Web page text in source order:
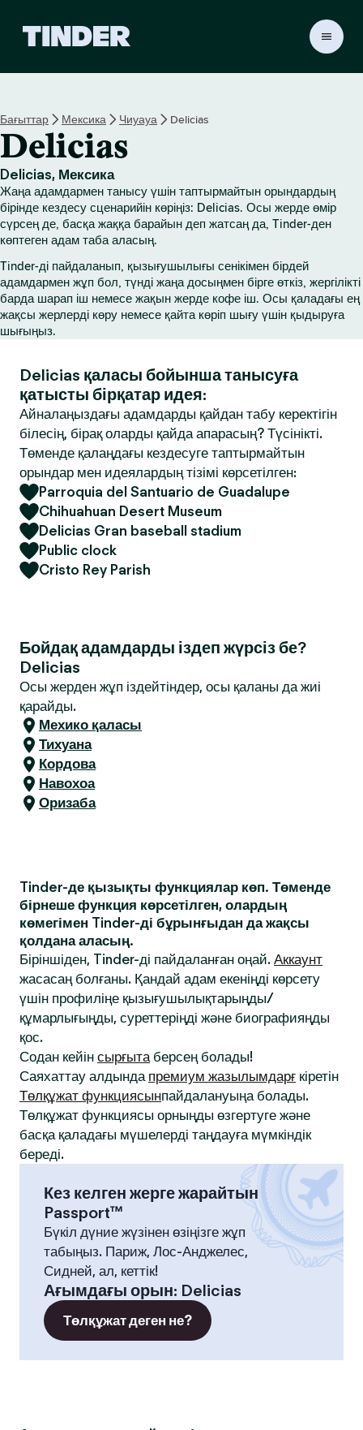
r
e
Бағыттар Мексика Чиуауа Delicias
Delicias
Delicias, Мексика
Жаңа адамдармен танысу үшін таптырмайтын орындардың
бірінде кездесу сценарийін көріңіз: Delicias. Осы жерде өмір
сүрсең де, басқа жаққа барайын деп жатсаң да, Tinder-ден
көптеген адам таба аласың.
Tinder-ді пайдаланып, қызығушылығы сенікімен бірдей
адамдармен жұп бол, түнді жаңа досыңмен бірге өткіз, жергілікті
барда шарап іш немесе жақын жерде кофе іш. Осы қаладағы ең
жақсы жерлерді көру немесе қайта көріп шығу үшін қыдыруға
шығыңыз.
Delicias қаласы бойынша танысуға
қатысты бірқатар идея:
Айналаңыздағы адамдарды қайдан табу керектігін
білесің, бірақ оларды қайда апарасың? Түсінікті.
Төменде қалаңдағы кездесуге таптырмайтын
орындар мен идеялардың тізімі көрсетілген:
Parroquia del Santuario de Guadalupe
Chihuahuan Desert Museum
Delicias Gran baseball stadium
Public clock
Cristo Rey Parish
Бойдақ адамдарды іздеп жүрсіз бе?
Delicias
Осы жерден жұп іздейтіндер, осы қаланы да жиі
қарайды.
Мехико қаласы
Тихуана
Кордова
Навохоа
Оризаба
Tinder-де қызықты функциялар көп. Төменде
бірнеше функция көрсетілген, олардың
көмегімен Tinder-ді бұрынғыдан да жақсы
қолдана аласың.
Біріншіден, Tinder-ді пайдаланған оңай. Аккаунт
жасасаң болғаны. Қандай адам екеніңді көрсету
үшін профиліңе қызығушылықтарыңды/
құмарлығыңды, суреттеріңді және биографияңды
қос.
Содан кейін сырғытаберсең болады!
Саяхаттау алдында премиум жазылымдарғ кіретін
Төлқұжат функциясынпайдалануыңа болады.
Төлқұжат функциясы орныңды өзгертуге және
басқа қаладағы мүшелерді таңдауға мүмкіндік
береді.
Кез келген жерге жарайтын
Passport™
Бүкіл дүние жүзінен өзіңізге жұп
табыңыз. Париж, Лос-Анджелес,
Сидней, ал, кеттік!
Ағымдағы орын: Delicias
Төлқұжат деген не?